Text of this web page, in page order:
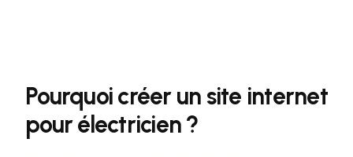
Pourquoi créer un site internet
pourélectricien?